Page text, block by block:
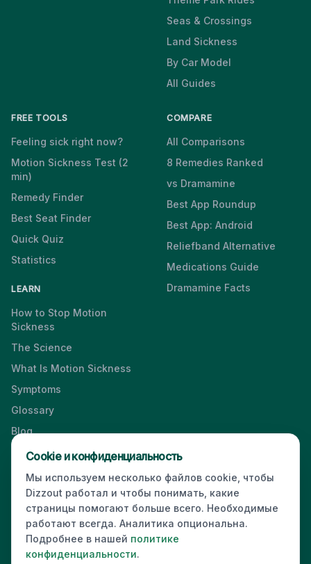
Seas & Crossings
Land Sickness
By Car Model
All Guides
FREE TOOLS
Feeling sick right now?
Motion Sickness Test (2
min)
Remedy Finder
Best Seat Finder
Quick Quiz
Statistics
LEARN
How to Stop Motion
Sickness
The Science
What Is Motion Sickness
Symptoms
Glossary
Blog
Videos
COMPARE
All Comparisons
8 Remedies Ranked
vs Dramamine
Best App Roundup
Best App: Android
Reliefband Alternative
Medications Guide
Dramamine Facts
Press & Media Kit For Business
Site Index
© 2026 Dizzout. All rights reserved.
Cookie и конфиденциальность
Мы используем несколько файлов cookie, чтобы
Dizzout работал и чтобы понимать, какие
страницы помогают больше всего. Необходимые
работают всегда. Аналитика опциональна.
Подробнее в нашей политике
конфиденциальности.